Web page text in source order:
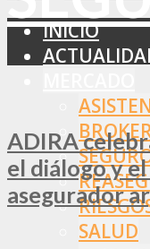
INICIO
SALUD
ADIRA
el diálogo y
asegurador